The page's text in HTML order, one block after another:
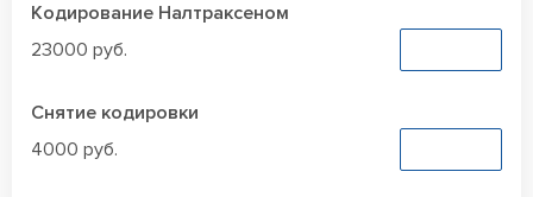
Кодирование Налтраксеном
23000 руб.
Снятие кодировки
4000 руб.